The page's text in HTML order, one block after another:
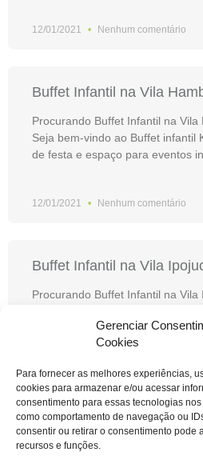
Gerenciar
Cookies
Para fornecer as melhores experiências,
cookies para armazenar e/ou acessar
consentimento para essas tecnologias
como comportamento de navegação ou
consentir ou retirar o consentimento pode
recursos e funções.
12/01/2021 Nenhum comentário
Buffet Infantil na Vila
Procurando Buffet Infantil na Vila
Seja bem-vindo ao Buffet infantil
de festa e espaço para eventos
12/01/2021 Nenhum comentário
Buffet Infantil na Vila
Procurando Buffet Infantil na Vila
festa e espaço para eventos
12/01/2021 Nenhum comentário
1 2 3 4